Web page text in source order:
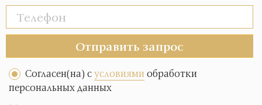
Отправить запрос
Согласен(на) сусловиямиобработки
персональных данных